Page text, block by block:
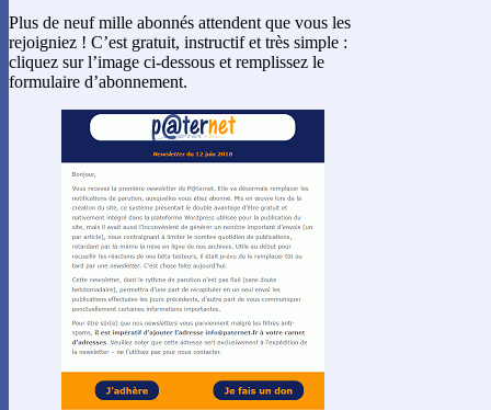
Plus de neuf mille abonnés attendent que vous les
rejoigniez ! C’est gratuit, instructif et très simple :
cliquez sur l’image ci-dessous et remplissez le
formulaire d’abonnement.